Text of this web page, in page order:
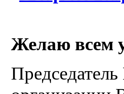
Желаю всем